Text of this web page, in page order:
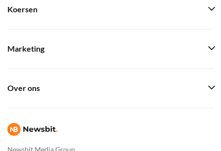
Newsbit Media Group
Koersen
Marketing
Over ons